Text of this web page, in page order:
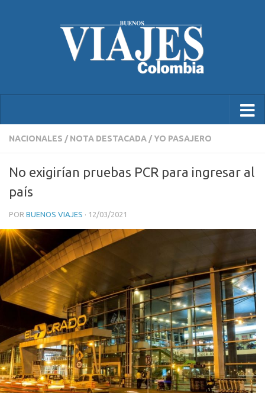
NACIONALES / NOTA DESTACADA / YO PASAJERO
No exigirían pruebas PCR para ingresar al
país
POR BUENOS VIAJES · 12/03/2021